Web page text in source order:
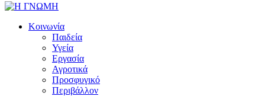
Κοινωνία
Παιδεία
Υγεία
Εργασία
Αγροτικά
Προσφυγικό
Περιβάλλον